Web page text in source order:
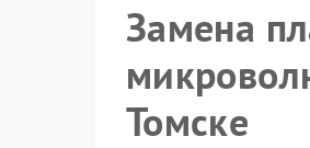
Замена
Томске